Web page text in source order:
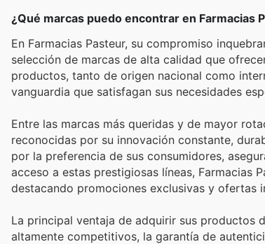
¿Qué marcas puedo encontrar en Farmacias
En Farmacias Pasteur, su compromiso
selección de marcas de alta calidad que
productos, tanto de origen nacional como
vanguardia que satisfagan sus necesidades
Entre las marcas más queridas y de mayor
reconocidas por su innovación constante,
por la preferencia de sus consumidores,
acceso a estas prestigiosas líneas, Farmacias
destacando promociones exclusivas y ofertas
La principal ventaja de adquirir sus productos
altamente competitivos, la garantía de